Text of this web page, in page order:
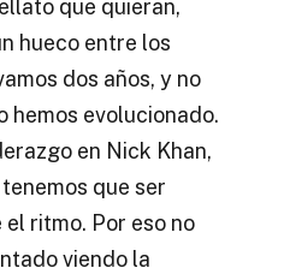
que quieran,
hueco entre los
dos años, y no
hemos evolucionado.
en Nick Khan,
que ser
ritmo. Por eso no
viendo la